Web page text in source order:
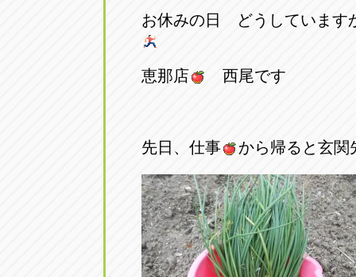
アップル
0568-25-
アップル
0566-43-
アップル
アップル春日井店
愛知県北名古屋市中之郷八反
アップル碧南店
愛知県碧南市立山町4-32-1
アップル常滑店
お休みの日 どうしていま
恵那店 西尾です
先日、仕事 から帰ると玄関